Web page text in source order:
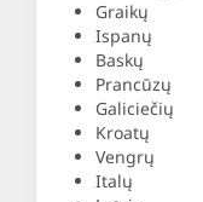
Graikų
Ispanų
Baskų
Prancūzų
Galiciečių
Kroatų
Vengrų
Italų